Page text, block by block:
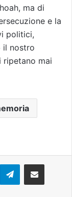
ma di
e la
politici,
il nostro
ripetano mai
Telegram